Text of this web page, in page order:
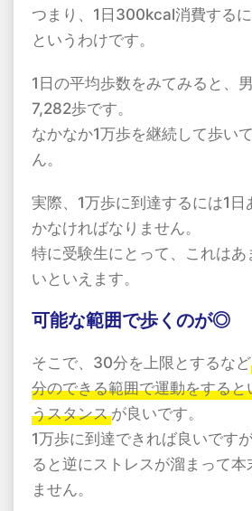
つまり、1日300kcal消費する
というわけです。
1日の平均歩数をみてみると、
7,282歩です。
なかなか1万歩を継続して歩い
ん。
実際、1万歩に到達するには1
かなければなりません。
特に受験生にとって、これはあ
いといえます。
可能な範囲で歩くのが◎
そこで、30分を上限とするなど
分のできる範囲で運動をすると
うスタンス が良いです。
1万歩に到達できれば良いです
ると逆にストレスが溜まって
ません。